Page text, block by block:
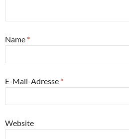
Name *
E-Mail-Adresse *
Website